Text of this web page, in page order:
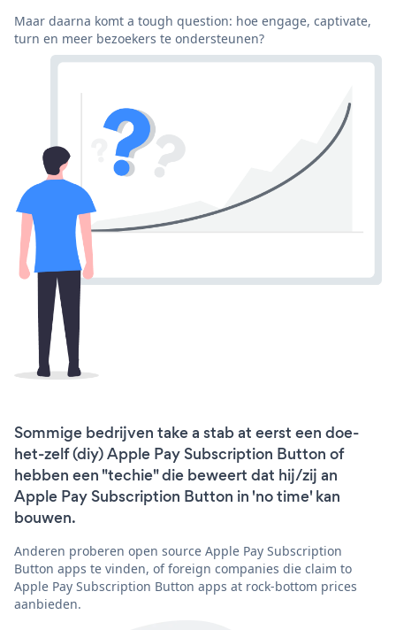
Maar daarna komt a tough question: hoe engage, captivate,
turn en meer bezoekers te ondersteunen?
Sommige bedrijven take a stab at eerst een doe-
het-zelf (diy) Apple Pay Subscription Button of
hebben een "techie" die beweert dat hij/zij an
Apple Pay Subscription Button in 'no time' kan
bouwen.
Anderen proberen open source Apple Pay Subscription
Button apps te vinden, of foreign companies die claim to
Apple Pay Subscription Button apps at rock-bottom prices
aanbieden.